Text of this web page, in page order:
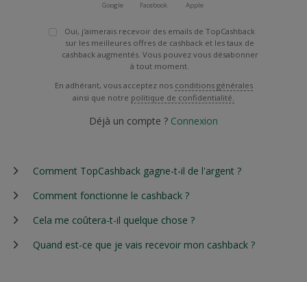
Google Facebook Apple
Oui, j'aimerais recevoir des emails de TopCashback
sur les meilleures offres de cashback et les taux de
cashback augmentés. Vous pouvez vous désabonner
à tout moment.
En adhérant, vous acceptez nos conditions générales
ainsi que notre politique de confidentialité.
Déjà un compte ? Connexion
Comment TopCashback gagne-t-il de l'argent ?
Comment fonctionne le cashback ?
Cela me coûtera-t-il quelque chose ?
Quand est-ce que je vais recevoir mon cashback ?